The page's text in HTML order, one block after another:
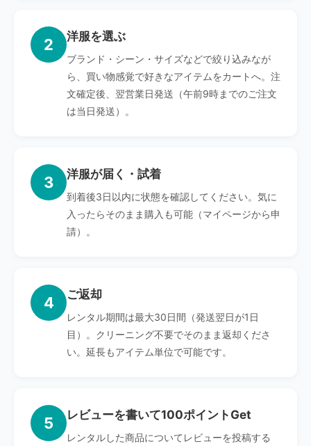
2 洋服を選ぶ
ブランド・シーン・サイズなどで絞り込みなが
ら、買い物感覚で好きなアイテムをカートへ。注
文確定後、翌営業日発送（午前9時までのご注文
は当日発送）。
3 洋服が届く・試着
到着後3日以内に状態を確認してください。気に
入ったらそのまま購入も可能（マイページから申
請）。
4 ご返却
レンタル期間は最大30日間（発送翌日が1日
目）。クリーニング不要でそのまま返却くださ
い。延長もアイテム単位で可能です。
5 レビューを書いて100ポイントGet
レンタルした商品についてレビューを投稿する